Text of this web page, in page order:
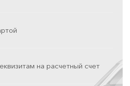
на расчетный счет